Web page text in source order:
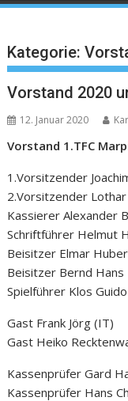
Kategorie:
Vorstand 2020
12. Januar 2020
Vorstand 1.TFC
1.Vorsitzender
2.Vorsitzender
Kassierer Alexander
Schriftführer Helmut
Beisitzer Elmar
Beisitzer Bernd Hans
Spielführer Klos Guido
Gast Frank Jörg (IT)
Gast Heiko
Kassenprüfer Gard
Kassenprüfer Hans